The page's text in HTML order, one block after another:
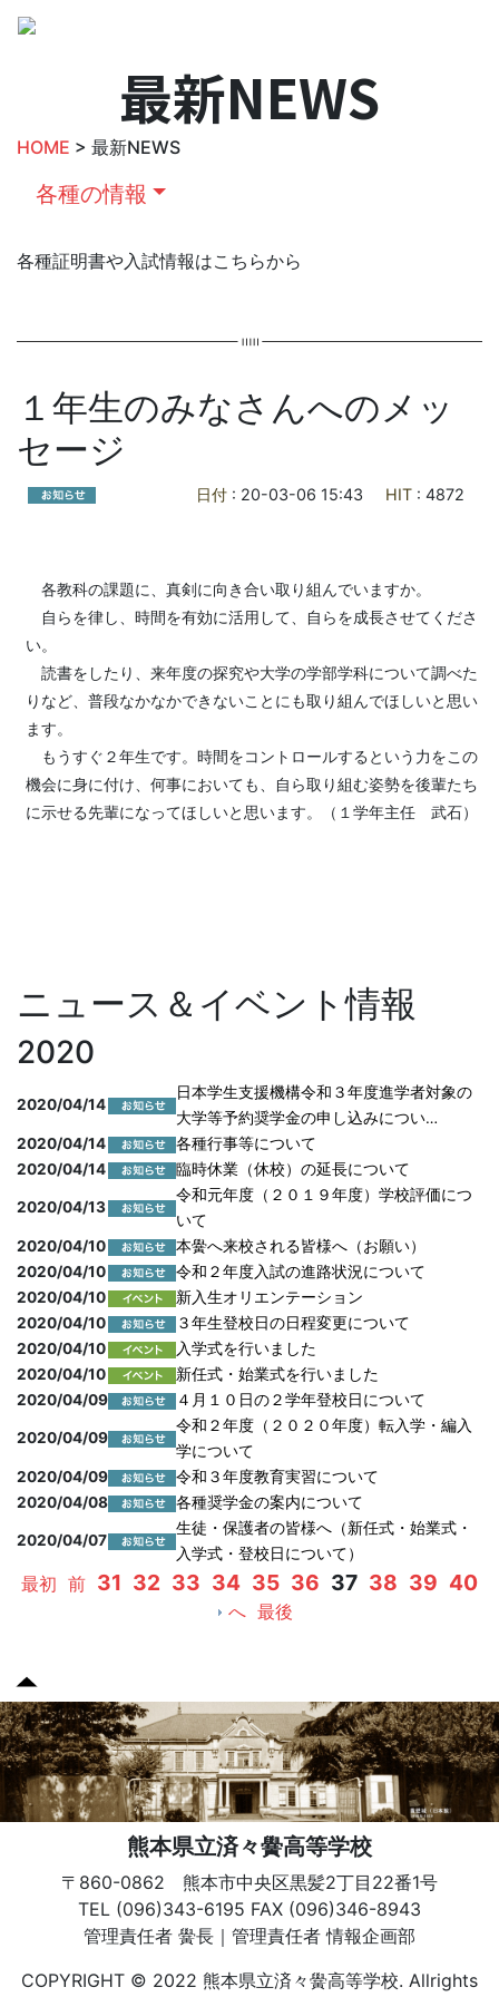
最新NEWS
HOME > 最新NEWS
各種の情報
各種証明書や入試情報はこちらから
１年生のみなさんへのメッ
セージ
日付 : 20-03-06 15:43 HIT : 4872
各教科の課題に、真剣に向き合い取り組んでいますか。
自らを律し、時間を有効に活用して、自らを成長させてくださ
い。
読書をしたり、来年度の探究や大学の学部学科について調べた
りなど、普段なかなかできないことにも取り組んでほしいと思い
ます。
もうすぐ２年生です。時間をコントロールするという力をこの
機会に身に付け、何事においても、自ら取り組む姿勢を後輩たち
に示せる先輩になってほしいと思います。（１学年主任 武石）
ニュース＆イベント情報
2020
2020/04/14
日本学生支援機構令和３年度進学者対象の
大学等予約奨学金の申し込みについ…
2020/04/14
各種行事等について
2020/04/14
臨時休業（休校）の延長について
2020/04/13
令和元年度（２０１９年度）学校評価につ
いて
2020/04/10
本黌へ来校される皆様へ（お願い）
2020/04/10
令和２年度入試の進路状況について
2020/04/10
新入生オリエンテーション
2020/04/10
３年生登校日の日程変更について
2020/04/10
入学式を行いました
2020/04/10
新任式・始業式を行いました
2020/04/09
４月１０日の２学年登校日について
2020/04/09
令和２年度（２０２０年度）転入学・編入
学について
2020/04/09
令和３年度教育実習について
2020/04/08
各種奨学金の案内について
2020/04/07
生徒・保護者の皆様へ（新任式・始業式・
入学式・登校日について）
最初 前 31 32 33 34 35 36 37 38 39 40
へ 最後
熊本県立済々黌高等学校
〒860-0862 熊本市中央区黒髪2丁目22番1号
TEL (096)343-6195 FAX (096)346-8943
管理責任者 黌長｜管理責任者 情報企画部
COPYRIGHT © 2022 熊本県立済々黌高等学校. Allrights